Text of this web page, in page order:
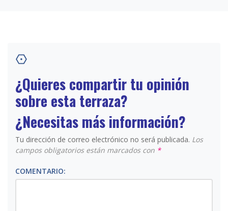
¿Quieres compartir tu opinión
sobre esta terraza?
¿Necesitas más información?
Tu dirección de correo electrónico no será publicada. Los
campos obligatorios están marcados con *
COMENTARIO: